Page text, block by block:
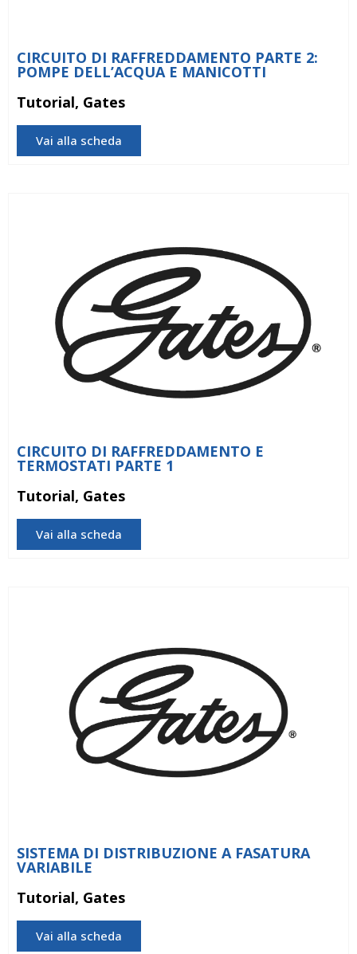
CIRCUITO DI RAFFREDDAMENTO PARTE 2:
POMPE DELL’ACQUA E MANICOTTI
Tutorial, Gates
Vai alla scheda
CIRCUITO DI RAFFREDDAMENTO E
TERMOSTATI PARTE 1
Tutorial, Gates
Vai alla scheda
SISTEMA DI DISTRIBUZIONE A FASATURA
VARIABILE
Tutorial, Gates
Vai alla scheda